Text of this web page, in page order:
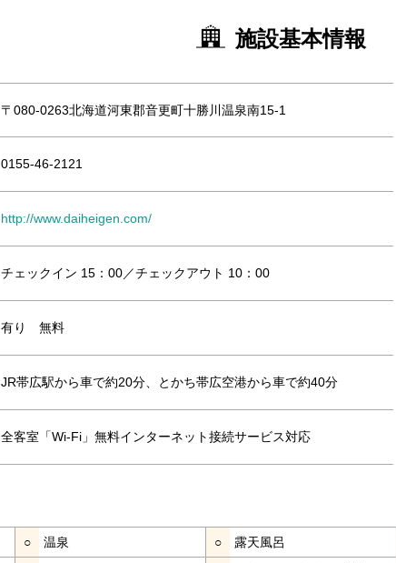
施設基本情報
〒080-0263北海道河東郡音更町十勝川温泉南15-1
0155-46-2121
http://www.daiheigen.com/
チェックイン 15：00／チェックアウト 10：00
有り 無料
JR帯広駅から車で約20分、とかち帯広空港から車で約40分
全客室「Wi-Fi」無料インターネット接続サービス対応
○ 温泉 ○ 露天風呂